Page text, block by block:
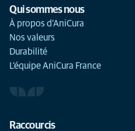
Qui sommes nous
À propos d'AniCura
Nos valeurs
Durabilité
L'équipe AniCura France
Raccourcis